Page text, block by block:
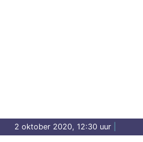
2 oktober 2020, 12:30 uur